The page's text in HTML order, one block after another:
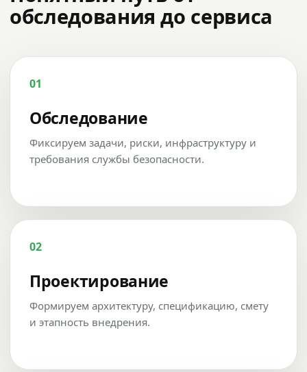
обследования до сервиса
01
Обследование
Фиксируем задачи, риски, инфраструктуру и
требования службы безопасности.
02
Проектирование
Формируем архитектуру, спецификацию, смету
и этапность внедрения.